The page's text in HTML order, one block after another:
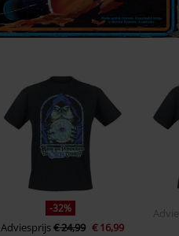
-32%
Adviesprijs€ 24,99 € 16,99